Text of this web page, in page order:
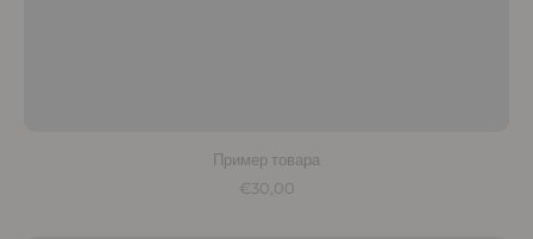
Пример товара
€30,00